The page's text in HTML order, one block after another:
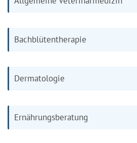
Bachblütentherapie
Dermatologie
Ernährungsberatung